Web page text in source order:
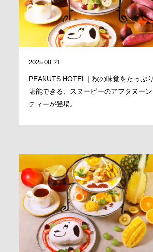
MESSAGE
COMPANY
2025.09.21
PEANUTS HOTEL｜秋の味覚をたっぷり
堪能できる、スヌーピーのアフタヌーン
ティーが登場。